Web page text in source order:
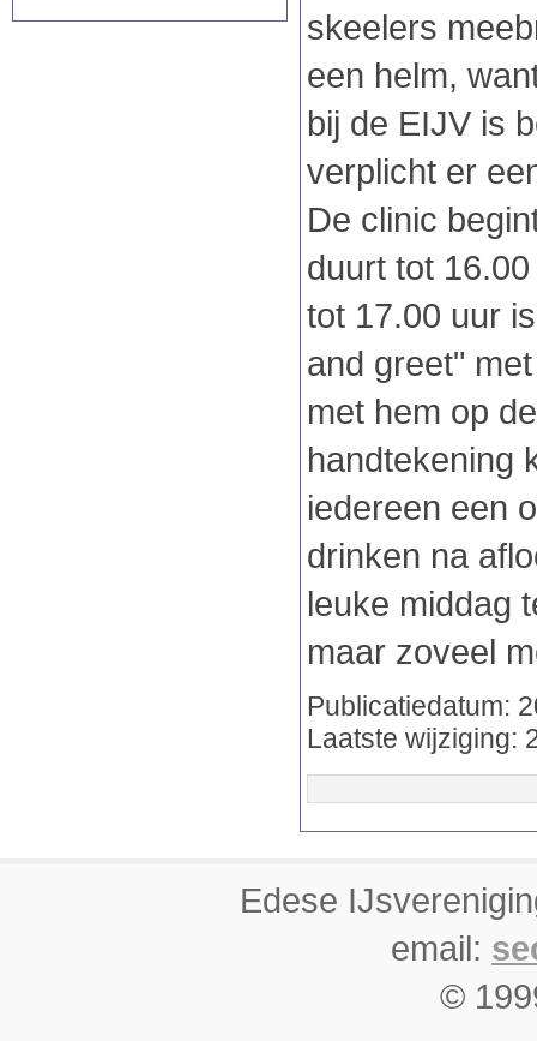
skeelers
een helm,
bij de EIJV is
verplicht er
De clinic
duurt tot
tot 17.00 uur
and greet"
met hem op
handtekening
iedereen een
drinken na
leuke middag
maar zoveel
Publicatiedatum:
Laatste wijziging:
Edese
email:
©